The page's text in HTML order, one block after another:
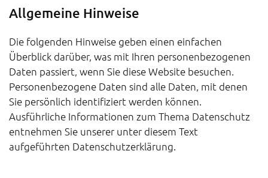
Allgemeine Hinweise
Die folgenden Hinweise geben einen einfachen
Überblick darüber, was mit Ihren personenbezogenen
Daten passiert, wenn Sie diese Website besuchen.
Personenbezogene Daten sind alle Daten, mit denen
Sie persönlich identifiziert werden können.
Ausführliche Informationen zum Thema Datenschutz
entnehmen Sie unserer unter diesem Text
aufgeführten Datenschutzerklärung.